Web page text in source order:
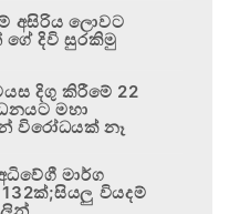
අසිරිය ලොවට
ගේ දිවි සුරකිමු
දිගු කිරීමේ 22
මහා
විරෝධයක් නෑ
මාර්ග
වියදම්